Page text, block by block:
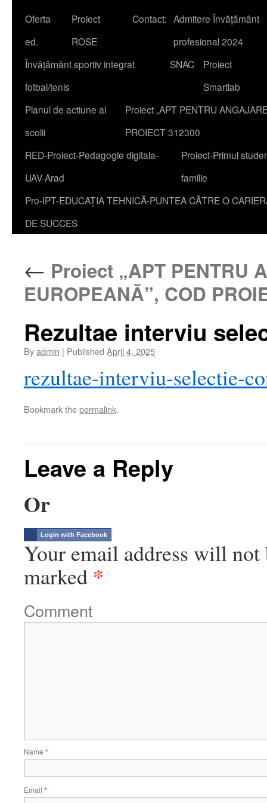
content
Oferta
ed.
Proiect
ROSE
Contact: Admitere Învățământ
profesional 2024
Învățământ sportiv integrat
fotbal/tenis
SNAC
Proiect
Smartlab
Planul de actiune al
scolii
Proiect „APT PENTRU
PROIECT 312300
RED-Proiect-Pedagogie digitala-
UAV-Arad
Proiect-Primul
familie
Pro-IPT-EDUCAȚIA TEHNICĂ-PUNTEA CĂTRE O
DE SUCCES
← Proiect „APT PENTRU
EUROPEANĂ”, COD
Rezultae interviu
Byadmin | Published April 4, 2025
rezultae-interviu-selectie-
Bookmark thepermalink.
Leave a Reply
Or
Login with Facebook
Your email address will not
marked *
Comment
Name *
Email *